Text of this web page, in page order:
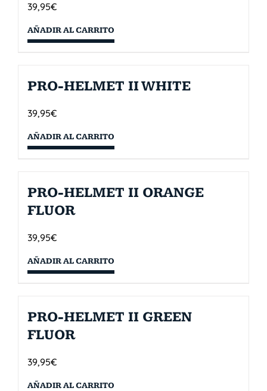
39,95€
AÑADIR AL CARRITO
PRO-HELMET II WHITE
39,95€
AÑADIR AL CARRITO
PRO-HELMET II ORANGE
FLUOR
39,95€
AÑADIR AL CARRITO
PRO-HELMET II GREEN
FLUOR
39,95€
AÑADIR AL CARRITO